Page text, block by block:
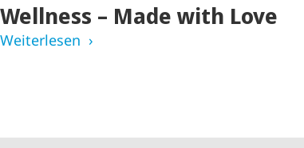
Wellness – Made with Love
Weiterlesen